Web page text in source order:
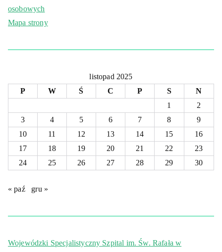
osobowych
Mapa strony
listopad 2025
P
W Ś C P S
N
1
2
3
4 5 6 7 8
9
10
11 12 13 14 15
16
17
18 19 20 21 22
23
24
25 26 27 28 29 30
« paź gru »
Wojewódzki Specjalistyczny Szpital im. Św. Rafała w